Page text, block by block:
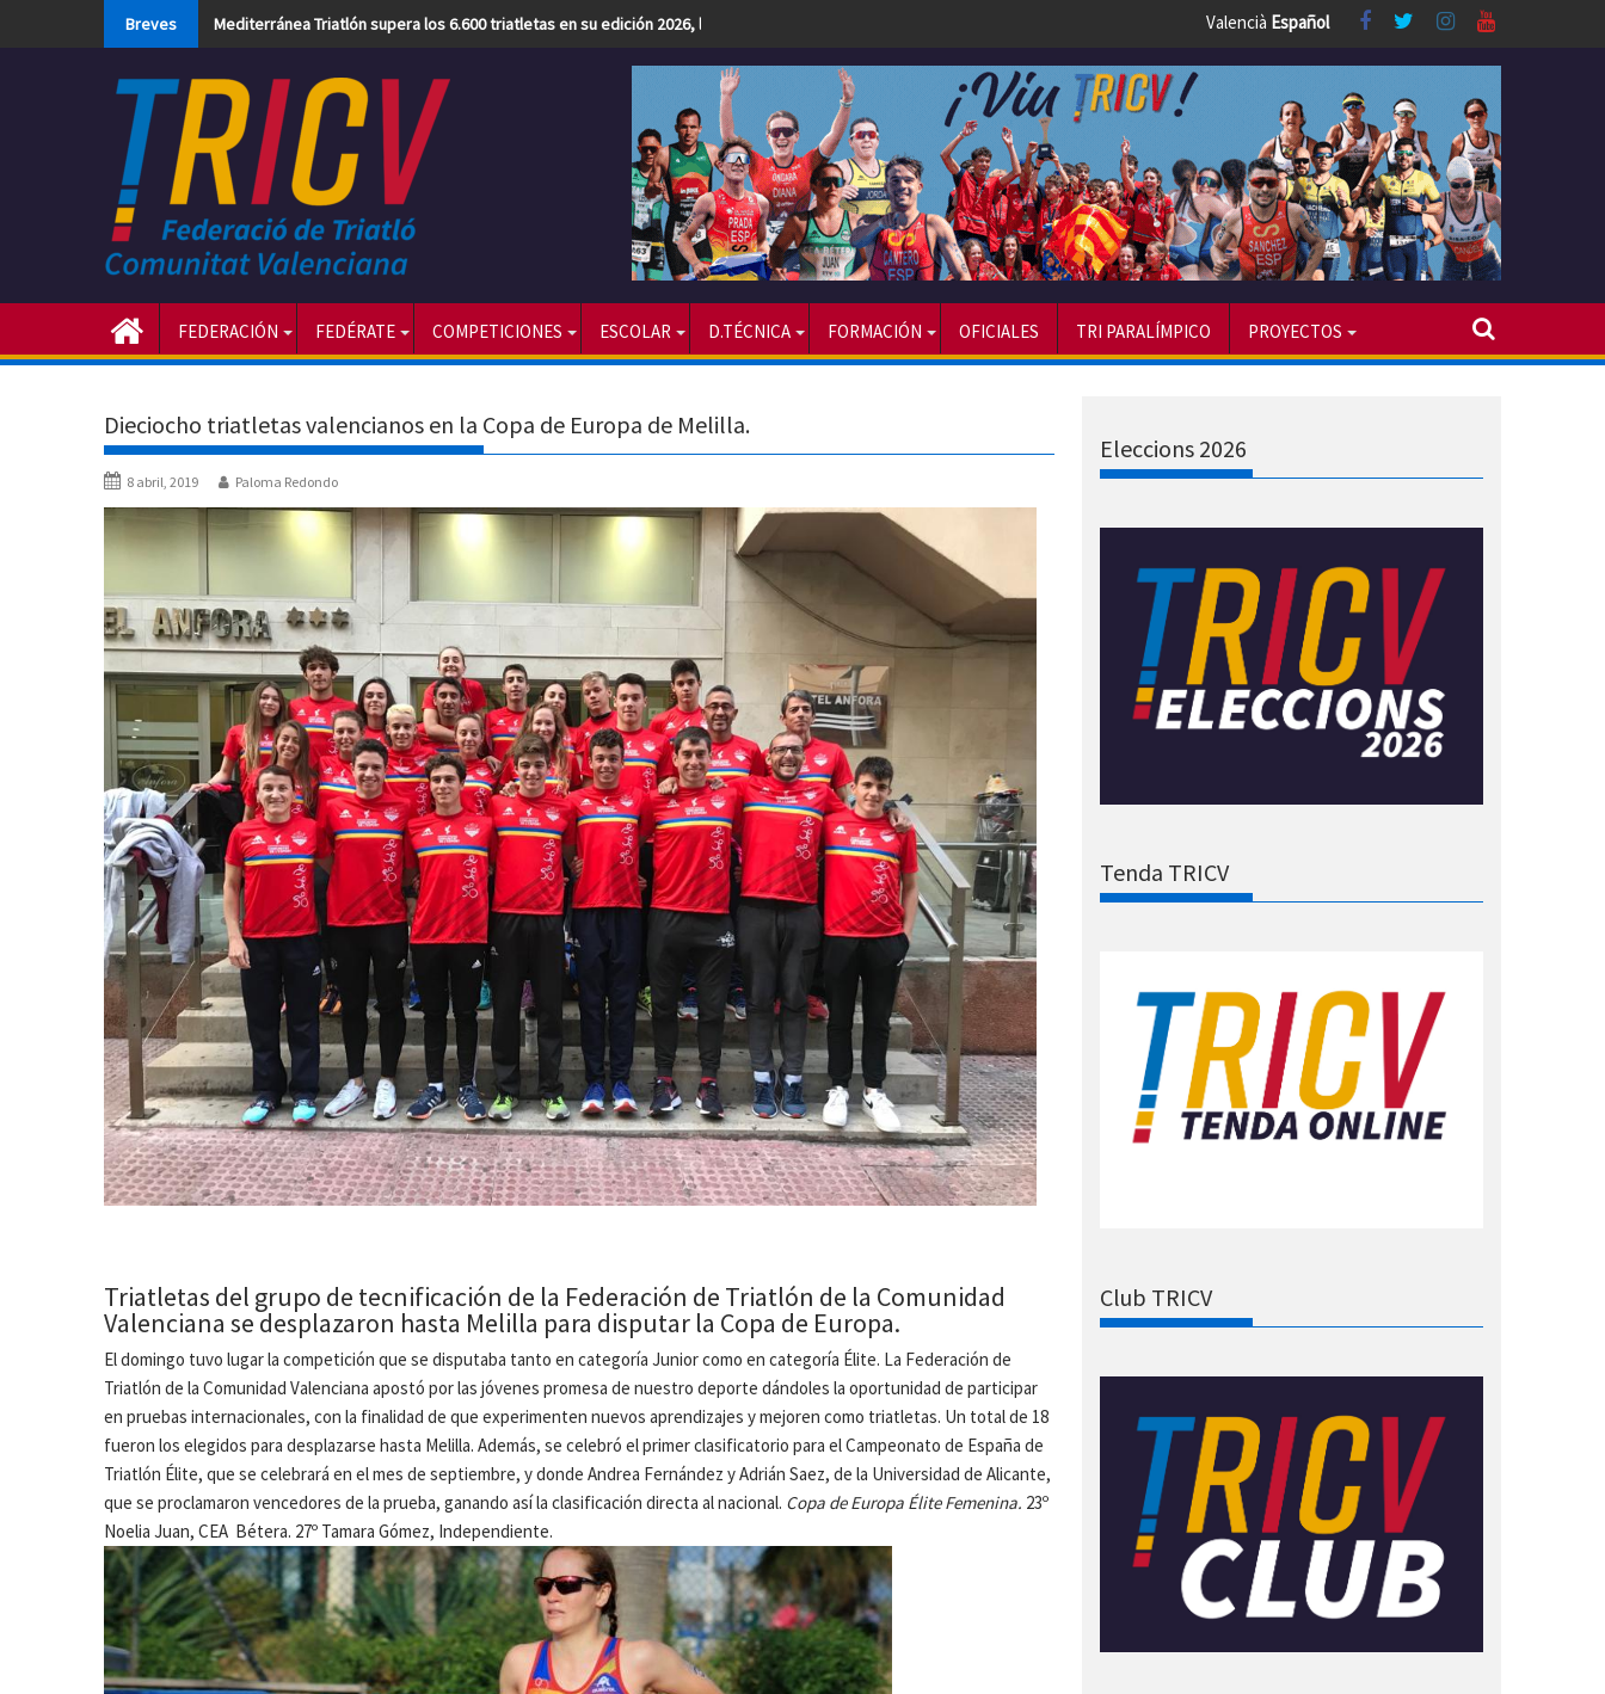
Breves Mediterránea Triatlón supera los 6.600 triatletas en su edición 2026, la más numerosa hasta la fecha Valencià Español
FEDERACIÓN FEDÉRATE COMPETICIONES ESCOLAR D.TÉCNICA FORMACIÓN OFICIALES TRI PARALÍMPICO PROYECTOS
Dieciocho triatletas valencianos en la Copa de Europa de Melilla.
8 abril, 2019 Paloma Redondo
Triatletas del grupo de tecnificación de la Federación de Triatlón de la Comunidad
Valenciana se desplazaron hasta Melilla para disputar la Copa de Europa.
El domingo tuvo lugar la competición que se disputaba tanto en categoría Junior como en categoría Élite. La Federación de
Triatlón de la Comunidad Valenciana apostó por las jóvenes promesa de nuestro deporte dándoles la oportunidad de participar
en pruebas internacionales, con la finalidad de que experimenten nuevos aprendizajes y mejoren como triatletas. Un total de 18
fueron los elegidos para desplazarse hasta Melilla. Además, se celebró el primer clasificatorio para el Campeonato de España de
Triatlón Élite, que se celebrará en el mes de septiembre, y donde Andrea Fernández y Adrián Saez, de la Universidad de Alicante,
que se proclamaron vencedores de la prueba, ganando así la clasificación directa al nacional. Copa de Europa Élite Femenina. 23º
Noelia Juan, CEA Bétera. 27º Tamara Gómez, Independiente.
Eleccions 2026
Tenda TRICV
Club TRICV